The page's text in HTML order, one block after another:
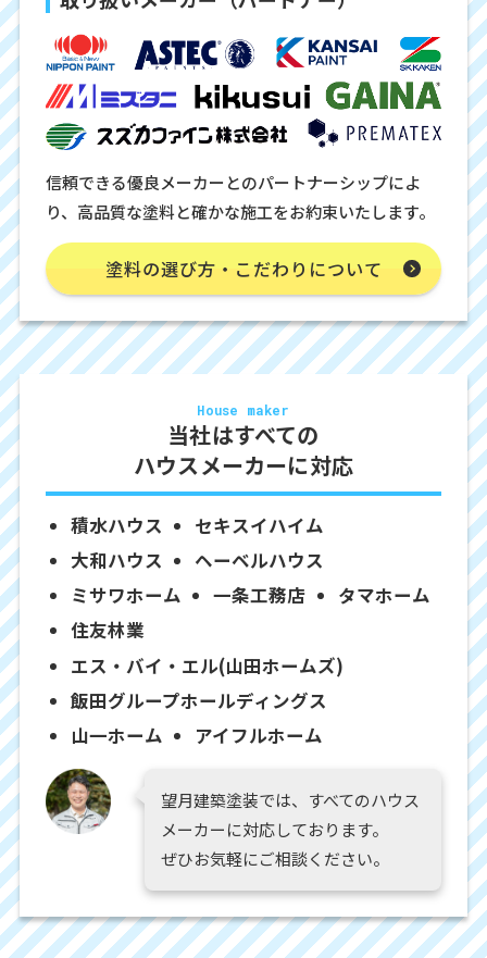
信頼できる優良メーカーとのパートナーシップによ
り、高品質な塗料と確かな施工をお約束いたします。
塗料の選び方・こだわりについて
House maker
当社はすべての
ハウスメーカーに対応
積水ハウス
セキスイハイム
大和ハウス
ヘーベルハウス
ミサワホーム
一条工務店
タマホーム
住友林業
エス・バイ・エル(山田ホームズ)
飯田グループホールディングス
山一ホーム
アイフルホーム
望月建築塗装では、すべてのハウス
メーカーに対応しております。
ぜひお気軽にご相談ください。